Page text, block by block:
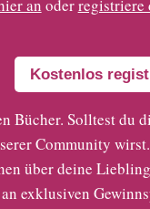
an oderregistriere
Kostenlos
Bücher. Solltest du
Community
über deine
exklusiven